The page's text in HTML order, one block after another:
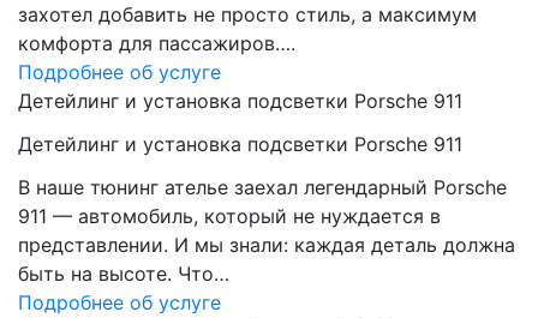
захотел добавить не просто стиль, а максимум
комфорта для пассажиров….
Подробнее об услуге
Детейлинг и установка подсветки Porsche 911
Детейлинг и установка подсветки Porsche 911
В наше тюнинг ателье заехал легендарный Porsche
911 — автомобиль, который не нуждается в
представлении. И мы знали: каждая деталь должна
быть на высоте. Что…
Подробнее об услуге